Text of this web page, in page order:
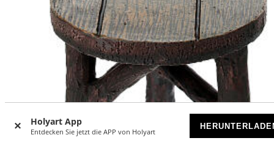
Holyart App
Entdecken Sie jetzt die APP von Holyart